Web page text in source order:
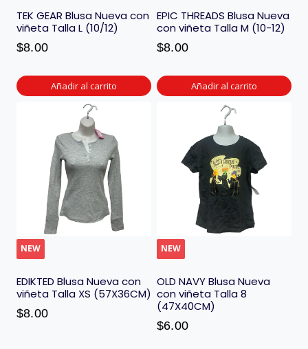
TEK GEAR Blusa Nueva con
viñeta Talla L (10/12)
$8.00
Añadir al carrito
EPIC THREADS Blusa Nueva
con viñeta Talla M (10-12)
$8.00
Añadir al carrito
NEW
EDIKTED Blusa Nueva con
viñeta Talla XS (57X36CM)
$8.00
NEW
OLD NAVY Blusa Nueva
con viñeta Talla 8
(47X40CM)
$6.00